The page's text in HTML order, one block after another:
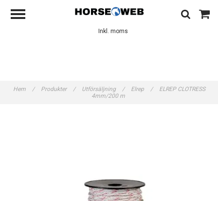
Inkl. moms
Hem / Produkter / Utförsäljning / Elrep /
ELREP CLOTRESS
4mm/200 m